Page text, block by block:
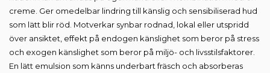
creme. Ger omedelbar lindring till känslig och sensibiliserad hud
som lätt blir röd. Motverkar synbar rodnad, lokal eller utspridd
över ansiktet, effekt på endogen känslighet som beror på stress
och exogen känslighet som beror på miljö- och livsstilsfaktorer.
En lätt emulsion som känns underbart fräsch och absorberas